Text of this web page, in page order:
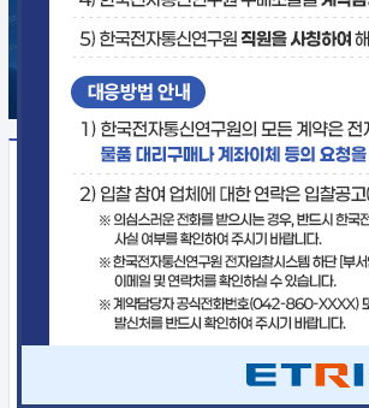
보도자료
[2026-52호] ETRI, ITU-T 자율주행차 국제표준화 주도한다